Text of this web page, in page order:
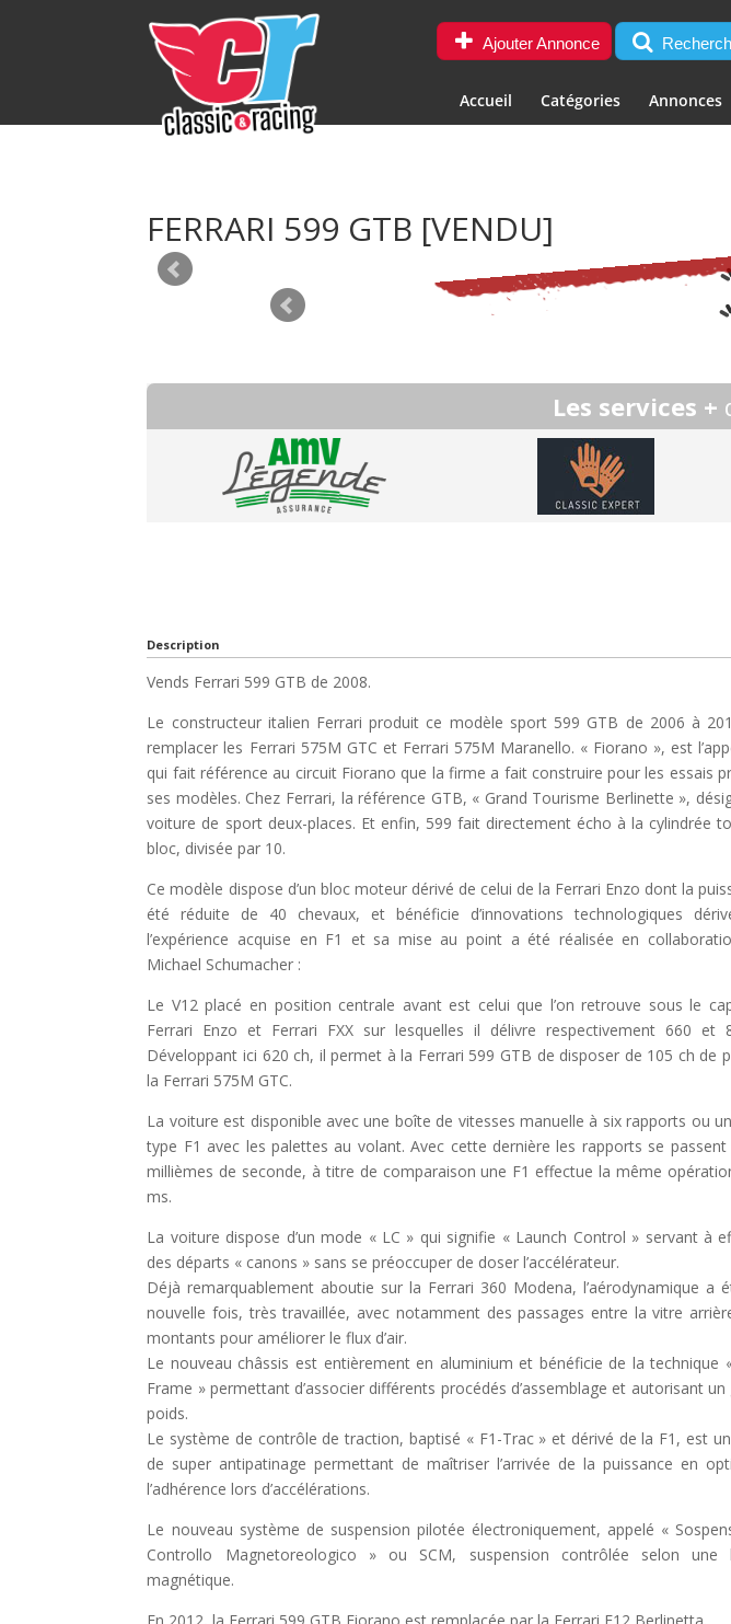
Ajouter Annonce
Accueil Catégories Annonces
FERRARI 599 GTB [VENDU]
Les services +
Description
Vends Ferrari 599 GTB de 2008.
Le constructeur italien Ferrari produit ce modèle sport 599 GTB de 2006 à
remplacer les Ferrari 575M GTC et Ferrari 575M Maranello. « Fiorano », est
qui fait référence au circuit Fiorano que la firme a fait construire pour les essais
ses modèles. Chez Ferrari, la référence GTB, « Grand Tourisme Berlinette »,
voiture de sport deux-places. Et enfin, 599 fait directement écho à la cylindrée
bloc, divisée par 10.
Ce modèle dispose d’un bloc moteur dérivé de celui de la Ferrari Enzo dont la
été réduite de 40 chevaux, et bénéficie d’innovations technologiques
l’expérience acquise en F1 et sa mise au point a été réalisée en
Michael Schumacher :
Le V12 placé en position centrale avant est celui que l’on retrouve sous le
Ferrari Enzo et Ferrari FXX sur lesquelles il délivre respectivement 660 et
Développant ici 620 ch, il permet à la Ferrari 599 GTB de disposer de 105 ch de
la Ferrari 575M GTC.
La voiture est disponible avec une boîte de vitesses manuelle à six rapports ou
type F1 avec les palettes au volant. Avec cette dernière les rapports se passent
millièmes de seconde, à titre de comparaison une F1 effectue la même
ms.
La voiture dispose d’un mode « LC » qui signifie « Launch Control » servant à
des départs « canons » sans se préoccuper de doser l’accélérateur.
Déjà remarquablement aboutie sur la Ferrari 360 Modena, l’aérodynamique a
nouvelle fois, très travaillée, avec notamment des passages entre la vitre
montants pour améliorer le flux d’air.
Le nouveau châssis est entièrement en aluminium et bénéficie de la technique
Frame » permettant d’associer différents procédés d’assemblage et autorisant un
poids.
Le système de contrôle de traction, baptisé « F1-Trac » et dérivé de la F1, est
de super antipatinage permettant de maîtriser l’arrivée de la puissance en
l’adhérence lors d’accélérations.
Le nouveau système de suspension pilotée électroniquement, appelé «
Controllo Magnetoreologico » ou SCM, suspension contrôlée selon une
magnétique.